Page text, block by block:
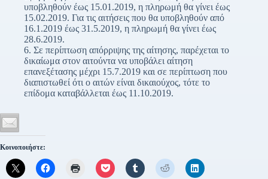
υποβληθούν έως 15.01.2019, η πληρωμή θα γίνει έως
15.02.2019. Για τις αιτήσεις που θα υποβληθούν από
16.1.2019 έως 31.5.2019, η πληρωμή θα γίνει έως
28.6.2019.
6. Σε περίπτωση απόρριψης της αίτησης, παρέχεται το
δικαίωμα στον αιτούντα να υποβάλει αίτηση
επανεξέτασης μέχρι 15.7.2019 και σε περίπτωση που
διαπιστωθεί ότι ο αιτών είναι δικαιούχος, τότε το
επίδομα καταβάλλεται έως 11.10.2019.
Κοινοποιήστε: